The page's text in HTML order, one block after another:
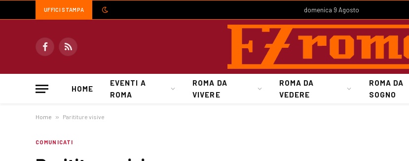
UFFICI STAMPA domenica 9 Agosto
FacebookRSS
HOME
EVENTI A
ROMA
ROMA DA
VIVERE
ROMA DA
VEDERE
ROMA DA
SOGNO
Home » Parititure visive
COMUNICATI